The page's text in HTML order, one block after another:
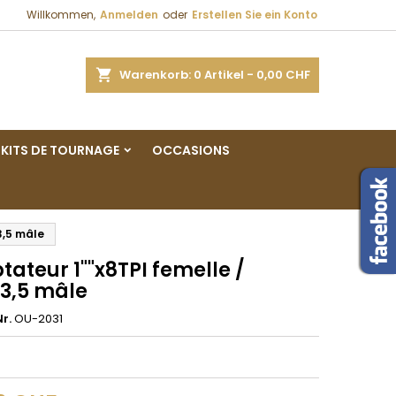
Willkommen, Anmelden oder Erstellen Sie ein Konto
Warenkorb 0 Artikel - 0,00 CHF
KITS DE TOURNAGE OCCASIONS
mâle
1""x8TPI femelle /
mâle
OU-2031